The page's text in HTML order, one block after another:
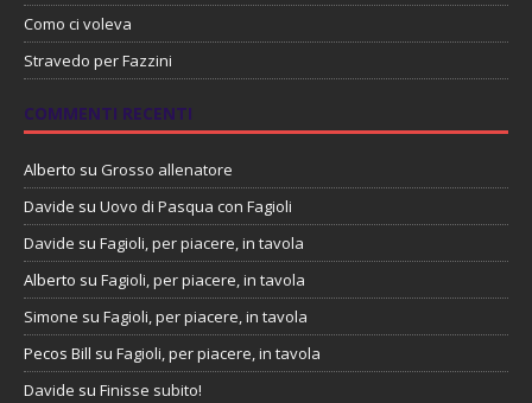
Como ci voleva
Stravedo per Fazzini
COMMENTI RECENTI
Alberto su Grosso allenatore
Davide su Uovo di Pasqua con Fagioli
Davide su Fagioli, per piacere, in tavola
Alberto su Fagioli, per piacere, in tavola
Simone su Fagioli, per piacere, in tavola
Pecos Bill su Fagioli, per piacere, in tavola
Davide su Finisse subito!